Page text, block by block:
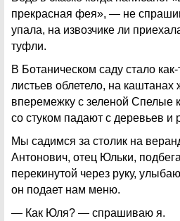
прекрасная фея», — не
упала, на извозчике ли
туфли.
В Ботаническом саду стало
листьев облетело, на каштанах
вперемежку с зеленой Спелые
со стуком падают с деревьев и
Мы садимся за столик на
Антонович, отец Юльки,
перекинутой через руку,
он подает нам меню.
— Как Юля? — спрашиваю я.